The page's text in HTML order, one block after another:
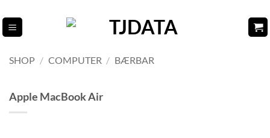
til
indhold
SHOP / COMPUTER / BÆRBAR
Apple MacBook Air